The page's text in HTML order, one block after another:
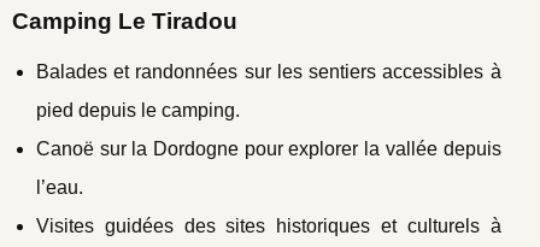
Camping Le Tiradou
Balades et randonnées sur les sentiers accessibles à
pied depuis le camping.
Canoë sur la Dordogne pour explorer la vallée depuis
l’eau.
Visites guidées des sites historiques et culturels à